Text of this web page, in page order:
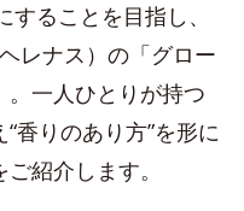
ることを目指し、
レナス）の「グロー
。一人ひとりが持つ
香りのあり方”を形に
紹介します。